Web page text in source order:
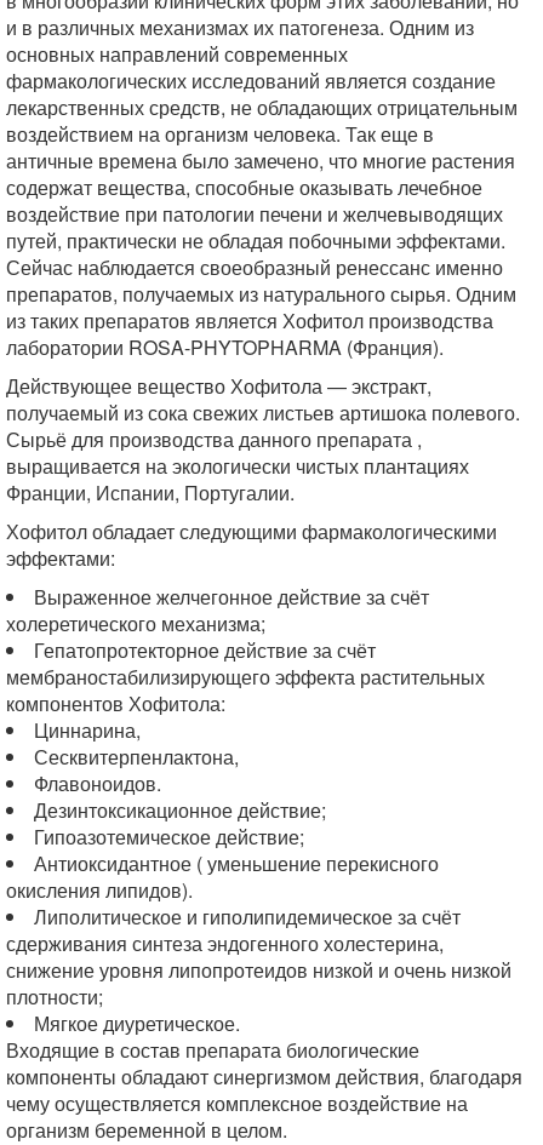
и в различных механизмах их патогенеза. Одним из
основных направлений современных
фармакологических исследований является создание
лекарственных средств, не обладающих отрицательным
воздействием на организм человека. Так еще в
античные времена было замечено, что многие растения
содержат вещества, способные оказывать лечебное
воздействие при патологии печени и желчевыводящих
путей, практически не обладая побочными эффектами.
Сейчас наблюдается своеобразный ренессанс именно
препаратов, получаемых из натурального сырья. Одним
из таких препаратов является Хофитол производства
лаборатории ROSA-PHYTOPHARMA (Франция).
Действующее вещество Хофитола — экстракт,
получаемый из сока свежих листьев артишока полевого.
Сырьё для производства данного препарата ,
выращивается на экологически чистых плантациях
Франции, Испании, Португалии.
Хофитол обладает следующими фармакологическими
эффектами:
Выраженное желчегонное действие за счёт
холеретического механизма;
Гепатопротекторное действие за счёт
мембраностабилизирующего эффекта растительных
компонентов Хофитола:
Циннарина,
Сесквитерпенлактона,
Флавоноидов.
Дезинтоксикационное действие;
Гипоазотемическое действие;
Антиоксидантное ( уменьшение перекисного
окисления липидов).
Липолитическое и гиполипидемическое за счёт
сдерживания синтеза эндогенного холестерина,
снижение уровня липопротеидов низкой и очень низкой
плотности;
Мягкое диуретическое.
Входящие в состав препарата биологические
компоненты обладают синергизмом действия, благодаря
чему осуществляется комплексное воздействие на
организм беременной в целом.